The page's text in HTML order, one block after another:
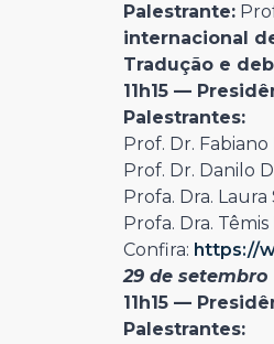
Palestrante:
internacional
Tradução e
11h15 —
Palestrantes:
Prof. Dr.
Prof. Dr. Danilo
Profa. Dra.
Profa. Dra.
Confira: https://
29 de setembro
11h15 —
Palestrantes: